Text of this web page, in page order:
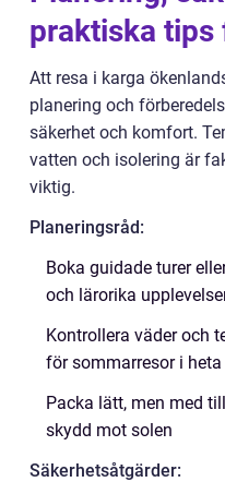
praktiska tips
Att resa i karga
planering och
säkerhet och komfort.
vatten och isolering är
viktig.
Planeringsråd:
Boka guidade turer
och lärorika
Kontrollera väder och
för sommarresor i
Packa lätt, men med
skydd mot solen
Säkerhetsåtgärder: